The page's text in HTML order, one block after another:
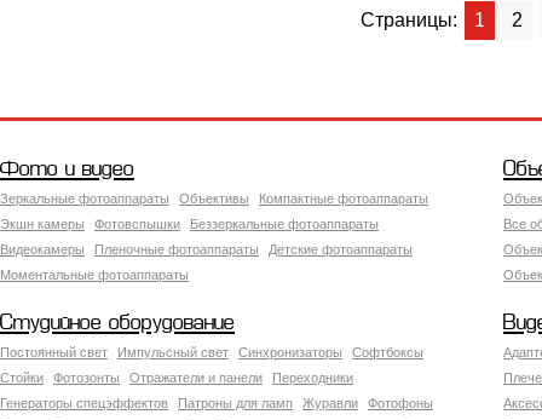
Страницы: 1 2
Фото и видео
Зеркальные фотоаппараты Объективы
Компактные фотоаппараты
Экшн камеры
Фотовспышки
Беззеркальные фотоаппараты
Видеокамеры
Пленочные фотоаппараты
Детские фотоаппараты
Моментальные фотоаппараты
Все
Студийное оборудование
Постоянный свет Импульсный свет Синхронизаторы
Софтбоксы
Стойки
Фотозонты Отражатели и панели
Переходники
Генераторы спецэффектов
Патроны для ламп Журавли
Фотофоны